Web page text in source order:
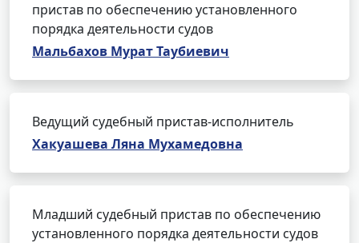
пристав по обеспечению установленного
порядка деятельности судов
Мальбахов Мурат Таубиевич
Ведущий судебный пристав-исполнитель
Хакуашева Ляна Мухамедовна
Младший судебный пристав по обеспечению
установленного порядка деятельности судов